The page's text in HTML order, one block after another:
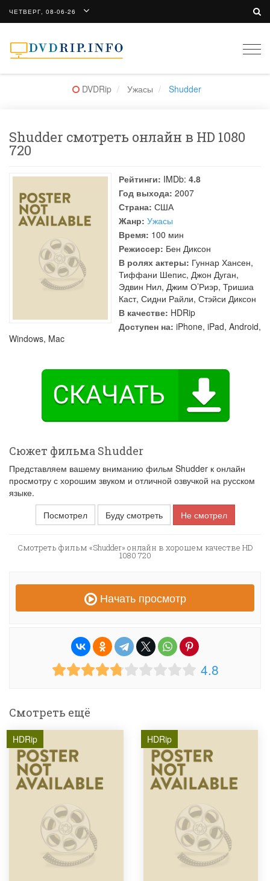
ЧЕТВЕРГ, 08-06-26
DVDRip Ужасы Shudder
Shudder смотреть онлайн в HD 1080
720
Рейтинги: IMDb: 4.8
Год выхода: 2007
Страна: США
Жанр: Ужасы
Время: 100 мин
Режиссер: Бен Диксон
В ролях актеры: Гуннар Хансен,
Тиффани Шепис, Джон Дуган,
Эдвин Нил, Джим О’Риэр, Тришиа
Каст, Сидни Райли, Стэйси Диксон
В качестве: HDRip
Доступен на: iPhone, iPad, Android,
Windows, Mac
Сюжет фильма Shudder
Представляем вашему вниманию фильм Shudder к онлайн
просмотру с хорошим звуком и отличной озвучкой на русском
языке.
Посмотрел
Буду смотреть Не смотрел
Смотреть фильм «Shudder» онлайн в хорошем качестве HD
1080 720
Начать просмотр
4.8
Смотреть ещё
HDRip HDRip